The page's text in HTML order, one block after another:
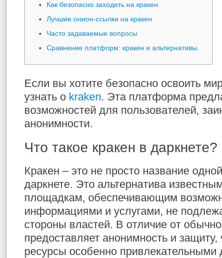
Как безопасно заходить на кракен
Лучшие онион-ссылки на кракен
Часто задаваемые вопросы
Сравнение платформ: кракен и альтернативы
Если вы хотите безопасно освоить
узнать о kraken. Эта платформа
возможностей для пользователей,
анонимности.
Что такое кракен в даркнете?
Кракен – это не просто название
даркнете. Это альтернатива
площадкам, обеспечивающим
информациями и услугами, не
стороны властей. В отличие от
предоставляет анонимность и защиту,
ресурсы особенно привлекательными